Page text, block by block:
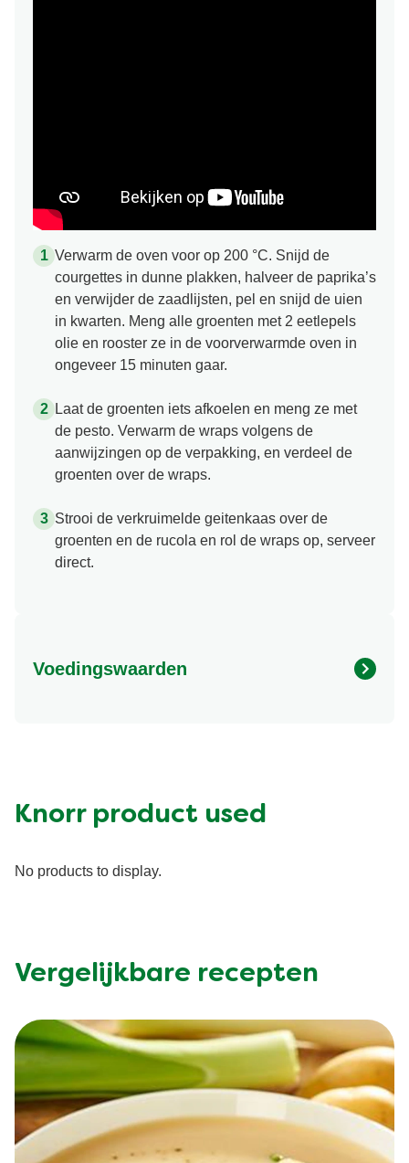
Verwarm de oven voor op 200 °C. Snijd de
courgettes in dunne plakken, halveer de paprika’s
en verwijder de zaadlijsten, pel en snijd de uien
in kwarten. Meng alle groenten met 2 eetlepels
olie en rooster ze in de voorverwarmde oven in
ongeveer 15 minuten gaar.
Laat de groenten iets afkoelen en meng ze met
de pesto. Verwarm de wraps volgens de
aanwijzingen op de verpakking, en verdeel de
groenten over de wraps.
Strooi de verkruimelde geitenkaas over de
groenten en de rucola en rol de wraps op, serveer
direct.
Voedingswaarden
Knorr product used
No products to display.
Vergelijkbare recepten